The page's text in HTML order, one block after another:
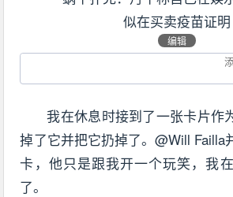
编辑
我在休息时接到了一张卡片作
掉了它并把它扔掉了。@Will Failla
卡，他只是跟我开一个玩笑，我
了。